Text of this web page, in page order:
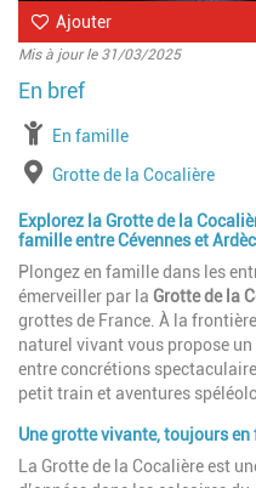
Ajouter
Mis à jour le 31/03/2025
à partir de
En famille
Lieu
Grotte de la Cocalière
Explorez la Grotte de la
famille entre Cévennes et
Plongez en famille dans les
émerveiller par la Grotte de la
grottes de France. À la
naturel vivant vous propose
entre concrétions
petit train et aventures
Une grotte vivante, toujours
La Grotte de la Cocalière est